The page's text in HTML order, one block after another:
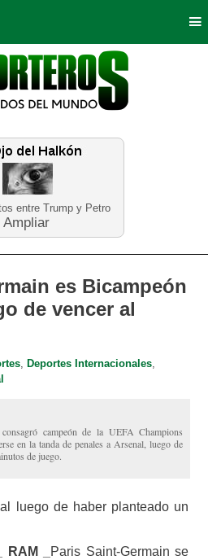
entre Trump y Petro
Ampliar
Bogotá
Tierra Deportes
Neira
es Bicampeón
de vencer al
, Deportes Internacionales,
campeón de la UEFA Champions
en la tanda de penales a Arsenal, luego de
de juego.
luego de haber planteado un
_
Paris Saint-Germain se